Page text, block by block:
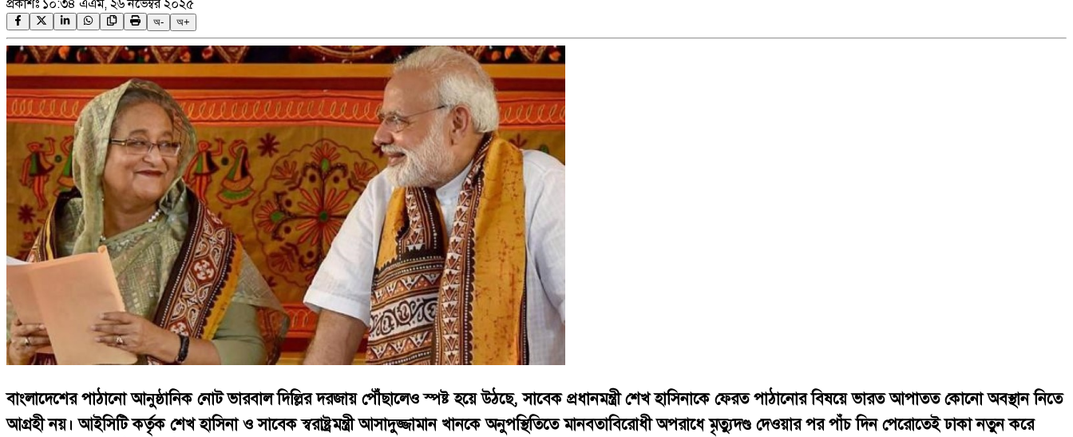
প্রকাশঃ ১০:৩৪ এএম, ২৬ নভেম্বর ২০২৫
অ- অ+
বাংলাদেশের পাঠানো আনুষ্ঠানিক নোট ভারবাল দিল্লির দরজায় পৌঁছালেও স্পষ্ট হয়ে উঠছে, সাবেক প্রধানমন্ত্রী শেখ হাসিনাকে ফেরত পাঠানোর বিষয়ে ভারত আপাতত কোনো অবস্থান নিতে
আগ্রহী নয়। আইসিটি কর্তৃক শেখ হাসিনা ও সাবেক স্বরাষ্ট্রমন্ত্রী আসাদুজ্জামান খানকে অনুপস্থিতিতে মানবতাবিরোধী অপরাধে মৃত্যুদণ্ড দেওয়ার পর পাঁচ দিন পেরোতেই ঢাকা নতুন করে